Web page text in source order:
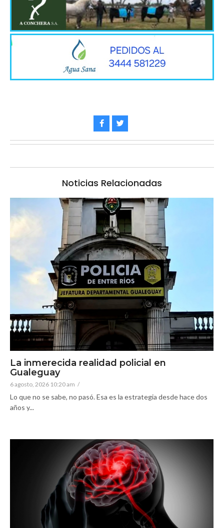
Noticias Relacionadas
La inmerecida realidad policial en
Gualeguay
6 agosto, 2026 10:20 am /
Lo que no se sabe, no pasó. Esa es la estrategia desde hace dos
años y...